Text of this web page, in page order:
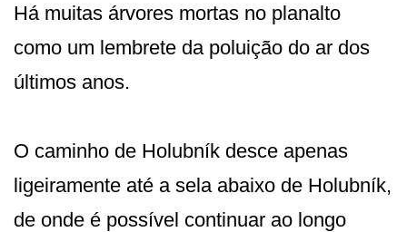
Há muitas árvores mortas no planalto
como um lembrete da poluição do ar dos
últimos anos.
O caminho de Holubník desce apenas
ligeiramente até a sela abaixo de Holubník,
de onde é possível continuar ao longo